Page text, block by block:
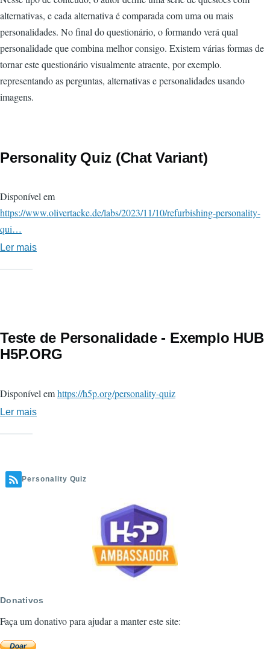
alternativas, e cada alternativa é comparada com uma ou mais
personalidades. No final do questionário, o formando verá qual
personalidade que combina melhor consigo. Existem várias formas de
tornar este questionário visualmente atraente, por exemplo.
representando as perguntas, alternativas e personalidades usando
imagens.
Personality Quiz (Chat Variant)
Disponível em
https://www.olivertacke.de/labs/2023/11/10/refurbishing-personality-
qui…
Ler mais
Teste de Personalidade - Exemplo HUB
H5P.ORG
Disponível emhttps://h5p.org/personality-quiz
Ler mais
-
Personality Quiz
Donativos
Faça um donativo para ajudar a manter este site: